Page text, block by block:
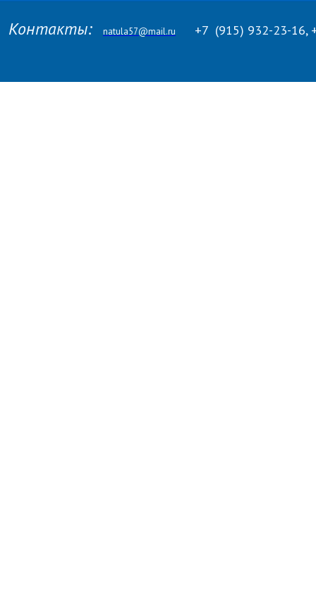
Контакты: natula57@mail.ru +7 (915) 932-23-16,